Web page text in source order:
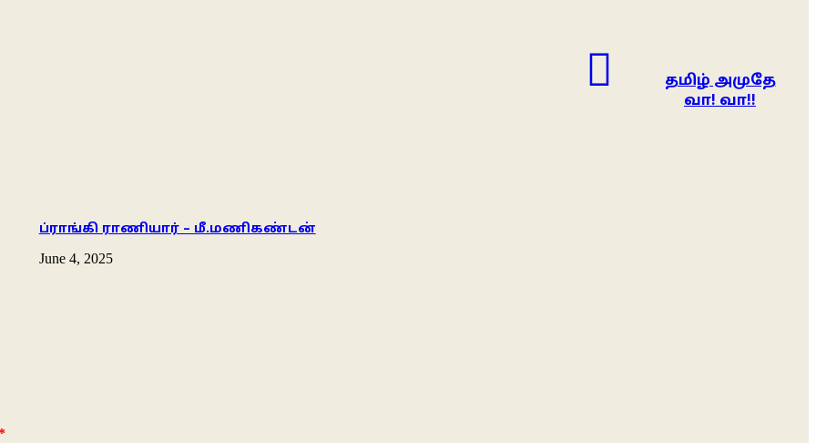
தமிழ் அமுதே
வா! வா!!
ப்ராங்கி ராணியார் – மீ.மணிகண்டன்
June 4, 2025
*